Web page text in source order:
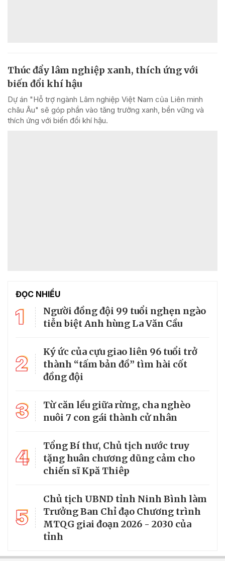
Thúc đẩy lâm nghiệp xanh, thích ứng với
biến đổi khí hậu
Dự án "Hỗ trợ ngành Lâm nghiệp Việt Nam của Liên minh
châu Âu" sẽ góp phần vào tăng trưởng xanh, bền vững và
thích ứng với biến đổi khí hậu.
ĐỌC NHIỀU
1
Người đồng đội 99 tuổi nghẹn ngào
tiễn biệt Anh hùng La Văn Cầu
2
Ký ức của cựu giao liên 96 tuổi trở
thành “tấm bản đồ” tìm hài cốt
đồng đội
3
Từ căn lều giữa rừng, cha nghèo
nuôi 7 con gái thành cử nhân
4
Tổng Bí thư, Chủ tịch nước truy
tặng huân chương dũng cảm cho
chiến sĩ Kpă Thiêp
5
Chủ tịch UBND tỉnh Ninh Bình làm
Trưởng Ban Chỉ đạo Chương trình
MTQG giai đoạn 2026 - 2030 của
tỉnh